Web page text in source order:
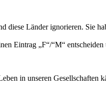
diese Länder ignorieren. Sie
Eintrag „F“/“M“
in unseren